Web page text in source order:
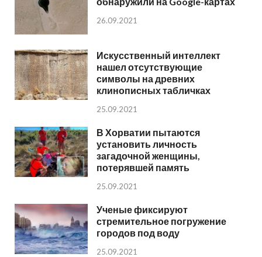
26.09.2021
Искусственный интеллект
нашел отсутствующие
символы на древних
клинописных табличках
25.09.2021
В Хорватии пытаются
установить личность
загадочной женщины,
потерявшей память
25.09.2021
Ученые фиксируют
стремительное погружение
городов под воду
25.09.2021